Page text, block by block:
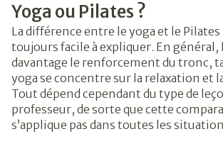
Yoga ou Pilates ?
La différence entre le yoga et le Pilates
toujours facile à expliquer. En général,
davantage le renforcement du tronc,
yoga se concentre sur la relaxation et
Tout dépend cependant du type de
professeur, de sorte que cette
s’applique pas dans toutes les